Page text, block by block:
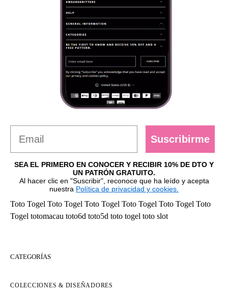
Suscribirme
SEA EL PRIMERO EN CONOCER Y RECIBIR 10% DE DTO Y
UN PATRÓN GRATUITO.
Al hacer clic en "Suscribir", reconoce que ha leído y acepta
nuestra Política de privacidad y cookies.
Toto Togel Toto Togel Toto Togel Toto Togel Toto Togel Toto
Togel totomacau toto6d toto5d toto togel toto slot
CATEGORÍAS
COLECCIONES & DISEÑADORES